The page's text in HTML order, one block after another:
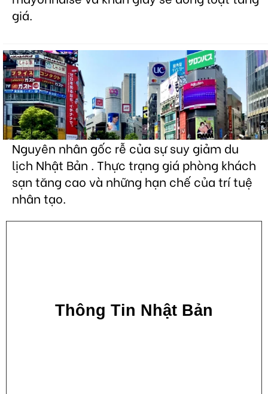
giá.
Nguyên nhân gốc rễ của sự suy giảm du
lịch Nhật Bản . Thực trạng giá phòng khách
sạn tăng cao và những hạn chế của trí tuệ
nhân tạo.
Thông Tin Nhật Bản